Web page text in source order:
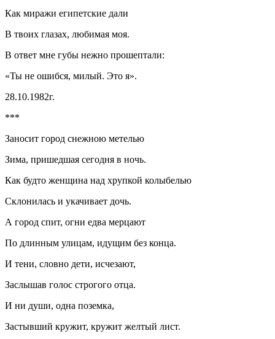
Как миражи египетские дали
В твоих глазах, любимая моя.
В ответ мне губы нежно прошептали:
«Ты не ошибся, милый. Это я».
28.10.1982г.
***
Заносит город снежною метелью
Зима, пришедшая сегодня в ночь.
Как будто женщина над хрупкой колыбелью
Склонилась и укачивает дочь.
А город спит, огни едва мерцают
По длинным улицам, идущим без конца.
И тени, словно дети, исчезают,
Заслышав голос строгого отца.
И ни души, одна поземка,
Застывший кружит, кружит желтый лист.